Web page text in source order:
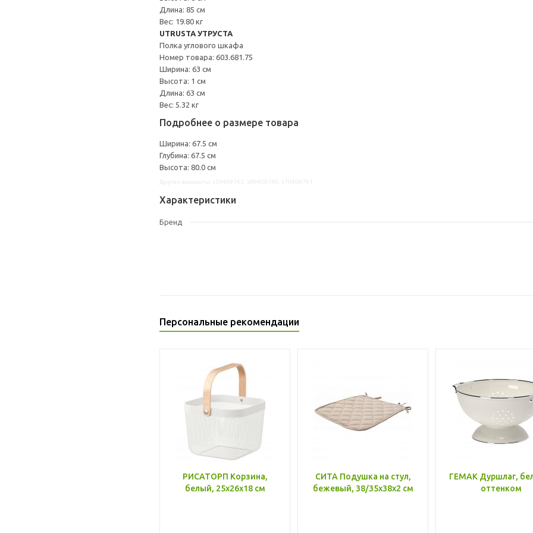
Длина: 85 см
Вес: 19.80 кг
UTRUSTA УТРУСТА
Полка углового шкафа
Номер товара: 603.681.75
Ширина: 63 см
Высота: 1 см
Длина: 63 см
Вес: 5.32 кг
Подробнее о размере товара
Ширина: 67.5 см
Глубина: 67.5 см
Высота: 80.0 см
Характеристики
Бренд
Персональные рекомендации
РИСАТОРП Корзина,
белый, 25x26x18 см
СИТА Подушка на стул,
бежевый, 38/35x38x2 см
ГЕМАК Дуршлаг,
оттенком